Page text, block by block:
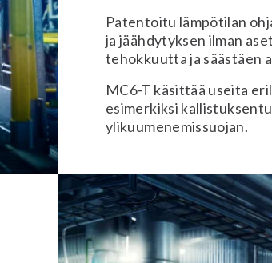
Patentoitu lämpötilan
ja jäähdytyksen ilman
tehokkuutta ja säästäen
MC6-T käsittää useita
esimerkiksi
ylikuumenemissuojan.